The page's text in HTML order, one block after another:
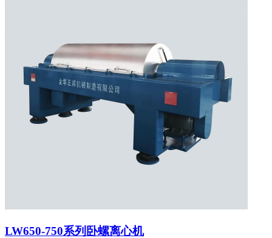
LW650-750系列卧螺离心机